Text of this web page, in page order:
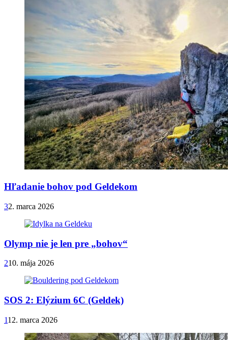
Hľadanie bohov pod Geldekom
32. marca 2026
Olymp nie je len pre „bohov“
210. mája 2026
SOS 2: Elýzium 6C (Geldek)
112. marca 2026